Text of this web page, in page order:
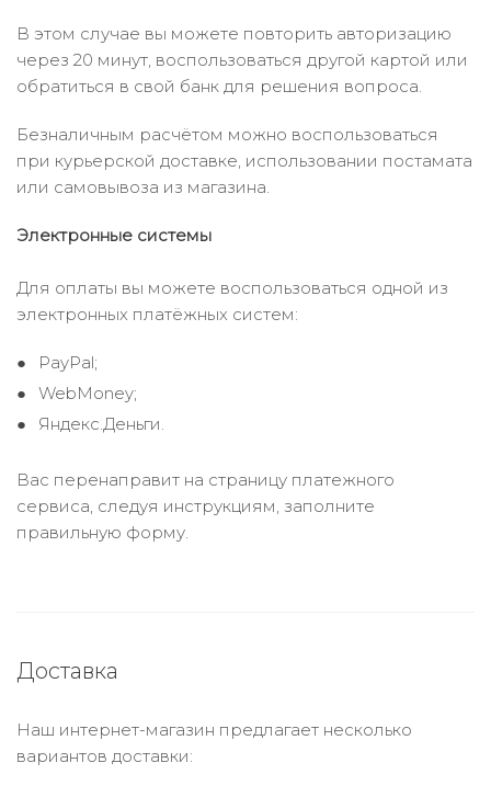
В этом случае вы можете повторить авторизацию
через 20 минут, воспользоваться другой картой или
обратиться в свой банк для решения вопроса.
Безналичным расчётом можно воспользоваться
при курьерской доставке, использовании постамата
или самовывоза из магазина.
Электронные системы
Для оплаты вы можете воспользоваться одной из
электронных платёжных систем:
PayPal;
WebMoney;
Яндекс.Деньги.
Вас перенаправит на страницу платежного
сервиса, следуя инструкциям, заполните
правильную форму.
Доставка
Наш интернет-магазин предлагает несколько
вариантов доставки: